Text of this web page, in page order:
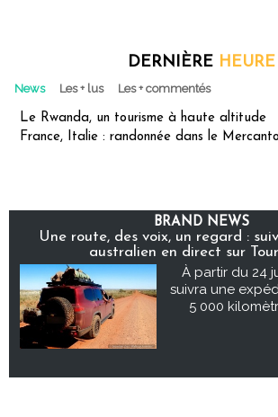
DERNIÈRE HEURE
News Les + lus Les + commentés
Le Rwanda, un tourisme à haute altitude
France, Italie : randonnée dans le
BRAND NEWS
Une route, des voix, un regard :
australien en direct sur
À partir du 24
suivra une
5 000